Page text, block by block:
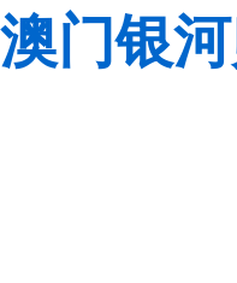
澳门银